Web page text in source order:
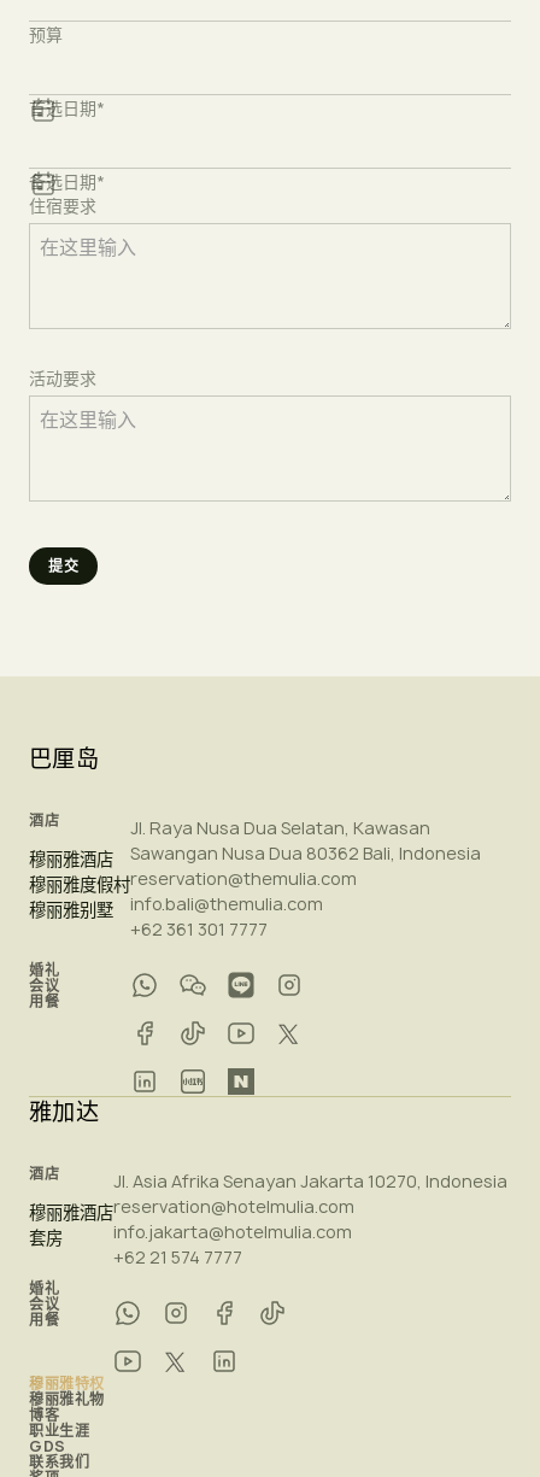
预算
首选日期*
备选日期*
住宿要求
活动要求
巴厘岛
酒店
穆丽雅酒店
穆丽雅度假村
穆丽雅别墅
婚礼
会议
用餐
Jl. Raya Nusa Dua Selatan, Kawasan
Sawangan Nusa Dua 80362 Bali, Indonesia
reservation@themulia.com
info.bali@themulia.com
+62 361 301 7777
雅加达
酒店
穆丽雅酒店
套房
婚礼
会议
用餐
Jl. Asia Afrika Senayan Jakarta 10270, Indonesia
reservation@hotelmulia.com
info.jakarta@hotelmulia.com
+62 21 574 7777
穆丽雅特权
穆丽雅礼物
博客
职业生涯
GDS
联系我们